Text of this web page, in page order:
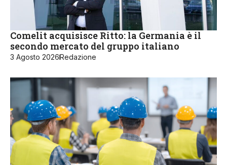
Comelit acquisisce Ritto: la Germania è il
secondo mercato del gruppo italiano
3 Agosto 2026Redazione